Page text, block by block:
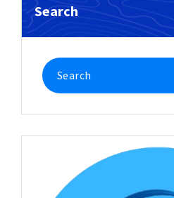
Search
Search
for: